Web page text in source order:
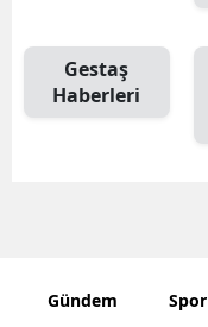
Gestaş
Haberleri
Gündem Spor